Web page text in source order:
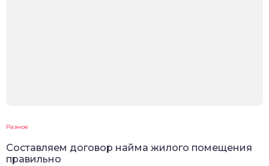
Разное
Составляем договор найма жилого помещения
правильно